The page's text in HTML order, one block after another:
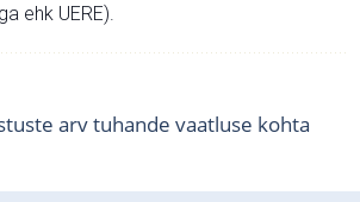
ehk UERE).
arv tuhande vaatluse kohta